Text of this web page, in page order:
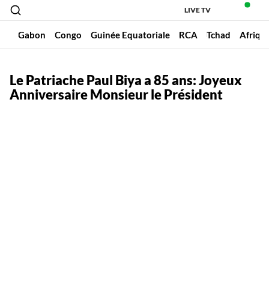
LIVE TV
Gabon Congo Guinée Equatoriale RCA Tchad
Le Patriache Paul Biya a 85 ans: Joyeux
Anniversaire Monsieur le Président